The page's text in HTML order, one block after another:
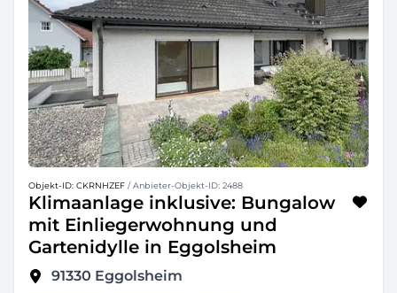
Objekt-ID: CKRNHZEF / Anbieter-Objekt-ID: 2488
Klimaanlage inklusive: Bungalow
mit Einliegerwohnung und
Gartenidylle in Eggolsheim
91330 Eggolsheim